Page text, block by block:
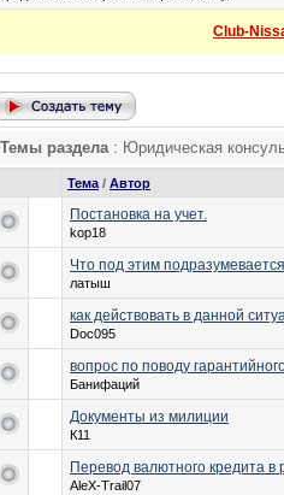
Club-
Темы раздела: Юридическая
Тема / Автор
Постановка на учет.
kop18
Что под этим
латыш
как действовать в данной
Doc095
вопрос по поводу
Банифаций
Документы из милиции
К11
Перевод валютного кредита в
AleX-Trail07